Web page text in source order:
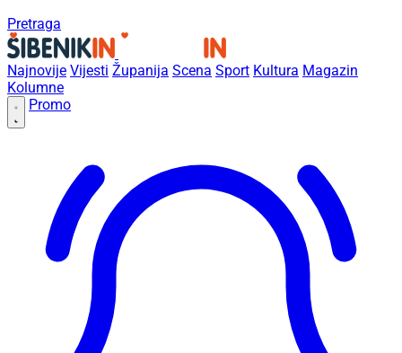
Pretraga
Najnovije Vijesti Županija Scena Sport Kultura Magazin
Kolumne
Promo